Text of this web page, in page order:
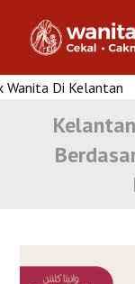
Kelantan